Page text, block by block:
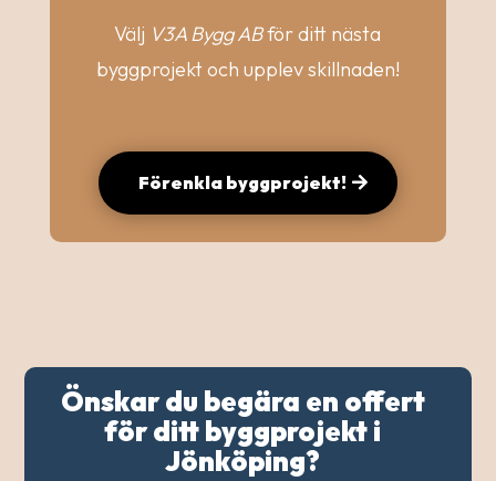
Välj V3A Bygg ABför ditt nästa
byggprojekt och upplev skillnaden!
Förenkla byggprojekt!
Önskar du begära en offert
för ditt byggprojekt i
Jönköping?